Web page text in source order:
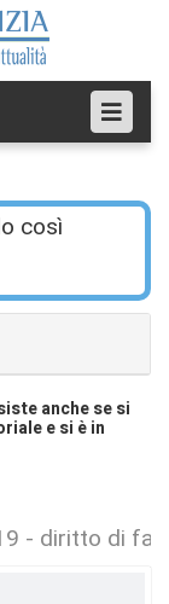
così
anche se si
e si è in
- diritto di